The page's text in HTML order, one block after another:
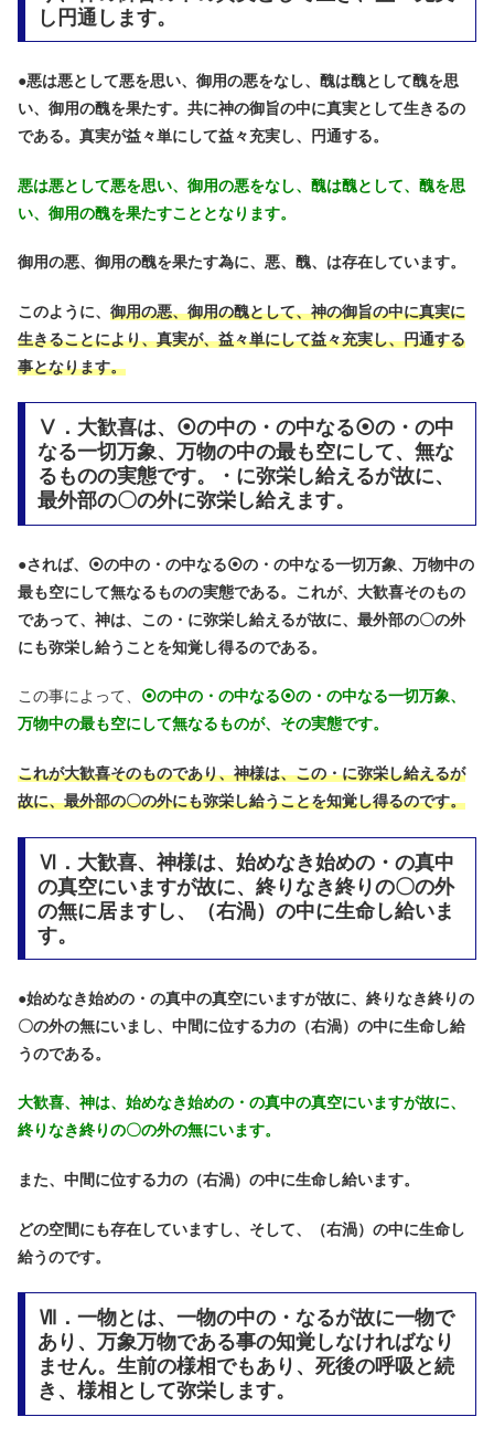
し円通します。
●悪は悪として悪を思い、御用の悪をなし、醜は醜として醜を思
い、御用の醜を果たす。共に神の御旨の中に真実として生きるの
である。真実が益々単にして益々充実し、円通する。
悪は悪として悪を思い、御用の悪をなし、醜は醜として、醜を思
い、御用の醜を果たすこととなります。
御用の悪、御用の醜を果たす為に、悪、醜、は存在しています。
このように、 御用の悪、御用の醜として、神の御旨の中に真実に
生きることにより、真実が、益々単にして益々充実し、円通する
事となります。
Ⅴ．大歓喜は、⦿の中の・の中なる⦿の・の中
なる一切万象、万物の中の最も空にして、無な
るものの実態です。・に弥栄し給えるが故に、
最外部の〇の外に弥栄し給えます。
●されば、⦿の中の・の中なる⦿の・の中なる一切万象、万物中の
最も空にして無なるものの実態である。これが、大歓喜そのもの
であって、神は、この・に弥栄し給えるが故に、最外部の〇の外
にも弥栄し給うことを知覚し得るのである。
この事によって、 ⦿の中の・の中なる⦿の・の中なる一切万象、
万物中の最も空にして無なるものが、その実態です。
これが大歓喜そのものであり、神様は、この・に弥栄し給えるが
故に、最外部の〇の外にも弥栄し給うことを知覚し得るのです。
Ⅵ．大歓喜、神様は、始めなき始めの・の真中
の真空にいますが故に、終りなき終りの〇の外
の無に居ますし、（右渦）の中に生命し給いま
す。
●始めなき始めの・の真中の真空にいますが故に、終りなき終りの
〇の外の無にいまし、中間に位する力の（右渦）の中に生命し給
うのである。
大歓喜、神は、始めなき始めの・の真中の真空にいますが故に、
終りなき終りの〇の外の無にいます。
また、中間に位する力の（右渦）の中に生命し給います。
どの空間にも存在していますし、そして、（右渦）の中に生命し
給うのです。
Ⅶ．一物とは、一物の中の・なるが故に一物で
あり、万象万物である事の知覚しなければなり
ません。生前の様相でもあり、死後の呼吸と続
き、様相として弥栄します。